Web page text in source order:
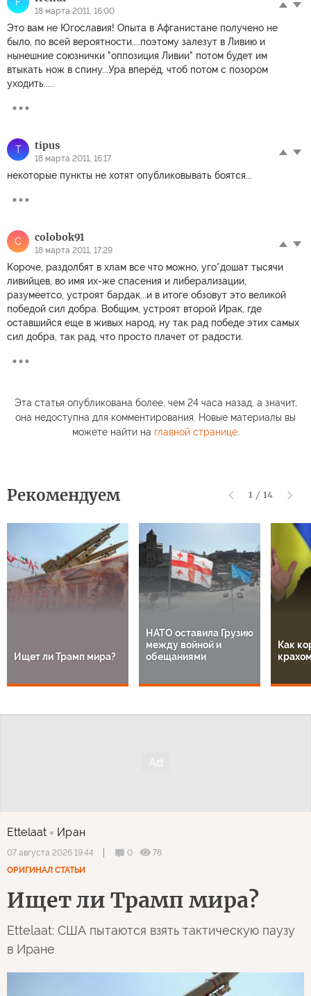
18 марта 2011, 16:00
Это вам не Югославия! Опыта в Афганистане получено не
было, по всей вероятности....поэтому залезут в Ливию и
нынешние союзнички "оппозиция Ливии" потом будет им
втыкать нож в спину...Ура вперёд, чтоб потом с позором
уходить.....
T tipus
18 марта 2011, 16:17
некоторые пункты не хотят опубликовывать боятся...
C colobok91
18 марта 2011, 17:29
Короче, раздолбят в хлам все что можно, уго*дошат тысячи
ливийцев, во имя их-же спасения и либерализации,
разумеетсо, устроят бардак...и в итоге обзовут это великой
победой сил добра. Вобщим, устроят второй Ирак, где
оставшийся еще в живых народ, ну так рад победе этих самых
сил добра, так рад, что просто плачет от радости.
Эта статья опубликована более, чем 24 часа назад, а значит,
она недоступна для комментирования. Новые материалы вы
можете найти на главной странице.
Рекомендуем 1 / 14
Ищет ли Трамп мира?
НАТО оставила Грузию
между войной и
обещаниями
Как
Ettelaat Иран
07 августа 2026 19:44 0
78
ОРИГИНАЛ СТАТЬИ
Ищет ли Трамп мира?
Ettelaat: США пытаются взять тактическую паузу
в Иране